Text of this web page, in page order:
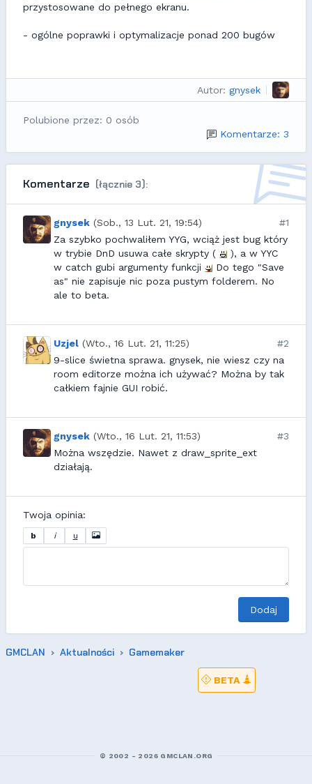
przystosowane do pełnego ekranu.
- ogólne poprawki i optymalizacje ponad 200 bugów
Autor: gnysek
Polubione przez: 0 osób
Komentarze: 3
Komentarze (łącznie 3):
gnysek (Sob., 13 Lut. 21, 19:54)
#1
Za szybko pochwaliłem YYG, wciąż jest bug który
w trybie DnD usuwa całe skrypty (
), a w YYC
w catch gubi argumenty funkcji
Do tego "Save
as" nie zapisuje nic poza pustym folderem. No
ale to beta.
Uzjel (Wto., 16 Lut. 21, 11:25)
#2
9-slice świetna sprawa. gnysek, nie wiesz czy na
room editorze można ich używać? Można by tak
całkiem fajnie GUI robić.
gnysek (Wto., 16 Lut. 21, 11:53)
#3
Można wszędzie. Nawet z draw_sprite_ext
działają.
Twoja opinia:
b i u
Dodaj
GMCLAN Aktualności Gamemaker
BETA
© 2002 - 2026 GMCLAN.ORG